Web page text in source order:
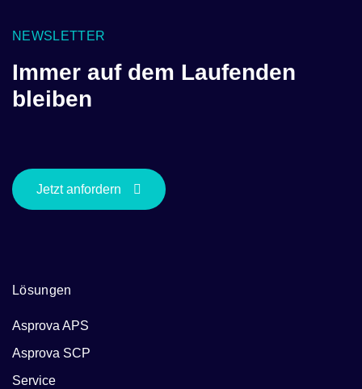
NEWSLETTER
Immer auf dem Laufenden
bleiben
Jetzt anfordern
Lösungen
Asprova APS
Asprova SCP
Service